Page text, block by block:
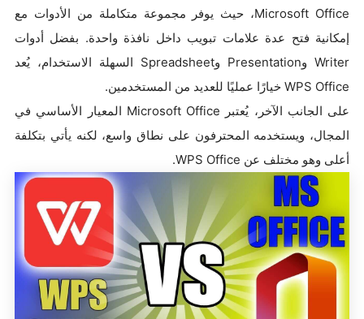
Microsoft Office، حيث يوفر مجموعة متكاملة من الأدوات مع
إمكانية فتح عدة علامات تبويب داخل نافذة واحدة. بفضل أدوات
Writer وPresentation وSpreadsheet السهلة الاستخدام، يُعد
WPS Office خيارًا عمليًا للعديد من المستخدمين.
على الجانب الآخر، يُعتبر Microsoft Office المعيار الأساسي في
المجال، ويستخدمه المحترفون على نطاق واسع، لكنه يأتي بتكلفة
أعلى وهو مختلف عن WPS Office.